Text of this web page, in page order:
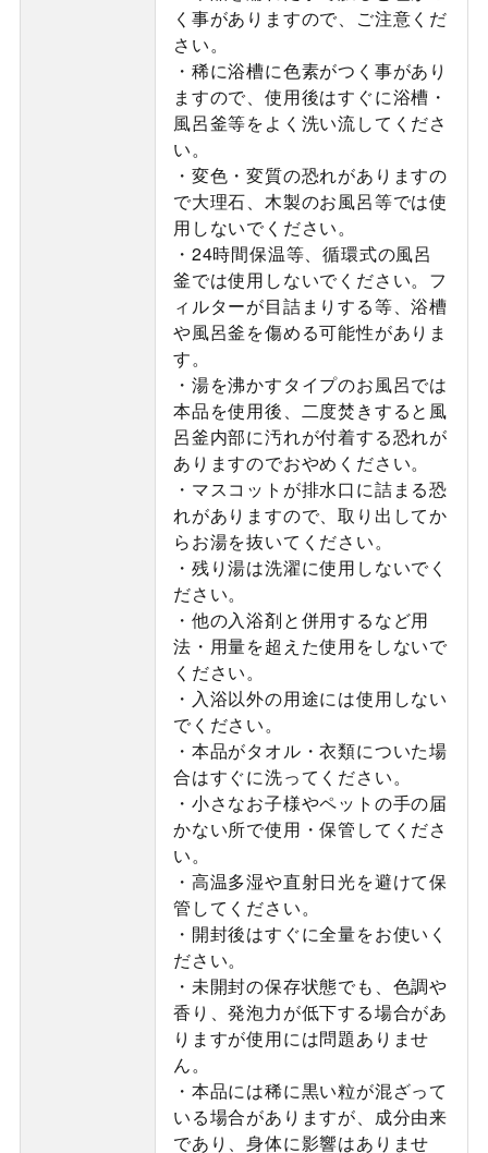
く事がありますので、ご注意くだ
さい。
・稀に浴槽に色素がつく事があり
ますので、使用後はすぐに浴槽・
風呂釜等をよく洗い流してくださ
い。
・変色・変質の恐れがありますの
で大理石、木製のお風呂等では使
用しないでください。
・24時間保温等、循環式の風呂
釜では使用しないでください。フ
ィルターが目詰まりする等、浴槽
や風呂釜を傷める可能性がありま
す。
・湯を沸かすタイプのお風呂では
本品を使用後、二度焚きすると風
呂釜内部に汚れが付着する恐れが
ありますのでおやめください。
・マスコットが排水口に詰まる恐
れがありますので、取り出してか
らお湯を抜いてください。
・残り湯は洗濯に使用しないでく
ださい。
・他の入浴剤と併用するなど用
法・用量を超えた使用をしないで
ください。
・入浴以外の用途には使用しない
でください。
・本品がタオル・衣類についた場
合はすぐに洗ってください。
・小さなお子様やペットの手の届
かない所で使用・保管してくださ
い。
・高温多湿や直射日光を避けて保
管してください。
・開封後はすぐに全量をお使いく
ださい。
・未開封の保存状態でも、色調や
香り、発泡力が低下する場合があ
りますが使用には問題ありませ
ん。
・本品には稀に黒い粒が混ざって
いる場合がありますが、成分由来
であり、身体に影響はありませ